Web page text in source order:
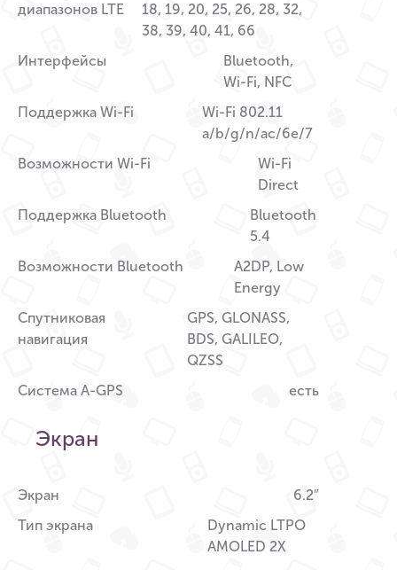
диапазонов LTE
18, 19, 20, 25, 26, 28, 32,
38, 39, 40, 41, 66
Интерфейсы
Bluetooth,
Wi-Fi, NFC
Поддержка Wi-Fi
Wi-Fi 802.11
a/b/g/n/ac/6e/7
Возможности Wi-Fi
Wi-Fi
Direct
Поддержка Bluetooth
Bluetooth
5.4
Возможности Bluetooth
A2DP, Low
Energy
Спутниковая
навигация
GPS, GLONASS,
BDS, GALILEO,
QZSS
Система A-GPS
есть
Экран
Экран
6.2″
Тип экрана
Dynamic LTPO
AMOLED 2X